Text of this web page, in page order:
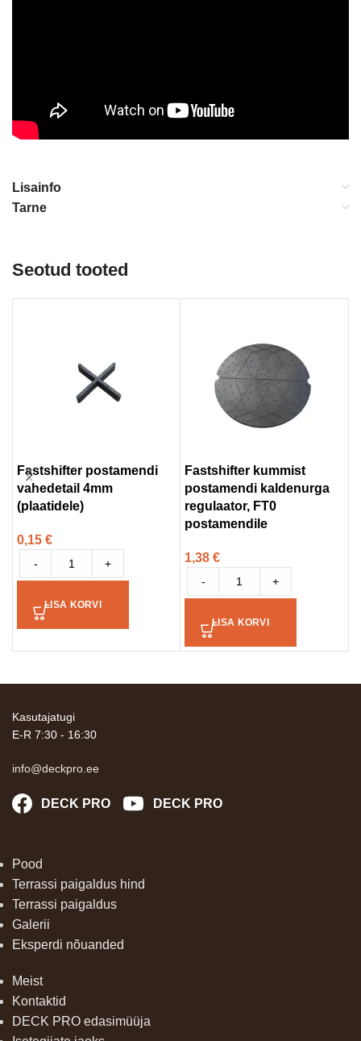
Lisainfo
Tarne
Seotud tooted
Fastshifter postamendi
vahedetail 4mm
(plaatidele)
0,15 €
- +
LISA KORVI
Fastshifter kummist
postamendi kaldenurga
regulaator, FT0
postamendile
1,38 €
- +
LISA KORVI
Kasutajatugi
E-R 7:30 - 16:30
info@deckpro.ee
DECK PRO DECK PRO
Pood
Terrassi paigaldus hind
Terrassi paigaldus
Galerii
Eksperdi nõuanded
Meist
Kontaktid
DECK PRO edasimüüja